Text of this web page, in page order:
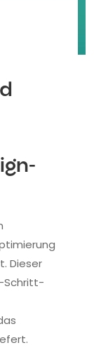
Dieser
Schritt-